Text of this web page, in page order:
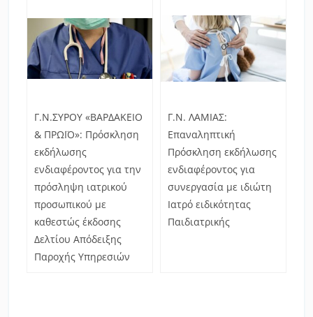
Γ.Ν.ΣΥΡΟΥ «ΒΑΡΔΑΚΕΙΟ
& ΠΡΩΪΟ»: Πρόσκληση
εκδήλωσης
ενδιαφέροντος για την
πρόσληψη ιατρικού
προσωπικού με
καθεστώς έκδοσης
Δελτίου Απόδειξης
Παροχής Υπηρεσιών
Γ.Ν. ΛΑΜΙΑΣ:
Επαναληπτική
Πρόσκληση εκδήλωσης
ενδιαφέροντος για
συνεργασία με ιδιώτη
Ιατρό ειδικότητας
Παιδιατρικής